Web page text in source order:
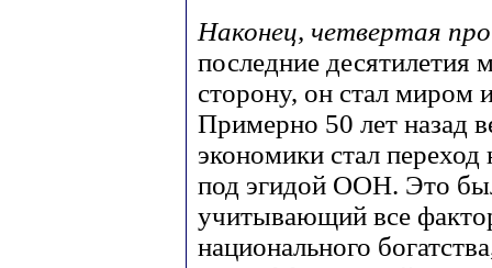
Наконец, четвертая
последние
сторону, он стал миром
Примерно 50 лет назад
экономики стал
под эгидой ООН. Это
учитывающий все
национального